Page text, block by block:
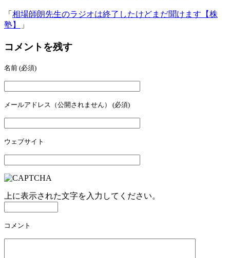
「 相場師朗先生のラジオは終了したけどまだ聞けます【株
塾】
」
コメントを残す
名前 (必須)
メールアドレス（公開されません） (必須)
ウェブサイト
上に表示された文字を入力してください。
コメント